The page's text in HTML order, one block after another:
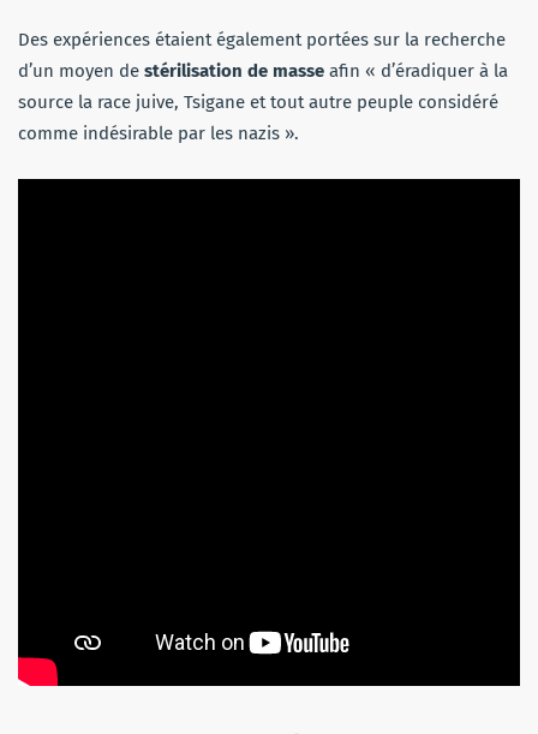
Des expériences étaient également portées sur la recherche
d’un moyen de stérilisation de masse afin « d’éradiquer à la
source la race juive, Tsigane et tout autre peuple considéré
comme indésirable par les nazis ».